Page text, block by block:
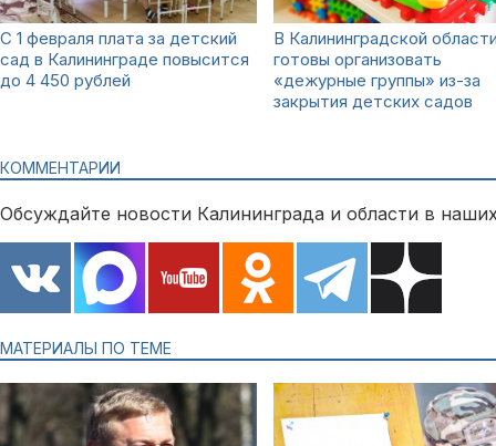
С 1 февраля плата за детский
сад в Калининграде повысится
до 4 450 рублей
В Калининградской
готовы организовать
«дежурные группы» из-за
закрытия детских садов
КОММЕНТАРИИ
Обсуждайте новости Калининграда и области в
МАТЕРИАЛЫ ПО ТЕМЕ